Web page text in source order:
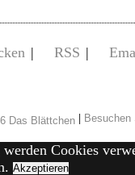
| RSS |
|
Cookies
Akzeptieren